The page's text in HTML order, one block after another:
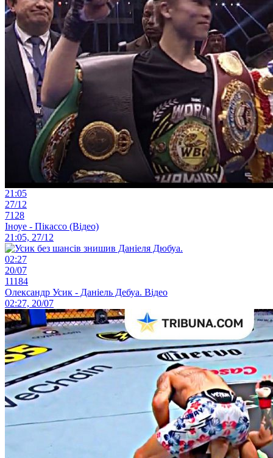
21:05
27/12
7128
Іноуе - Пікассо (Відео)
21:05, 27/12
02:27
20/07
11184
Олександр Усик - Даніель Дебуа. Відео
02:27, 20/07